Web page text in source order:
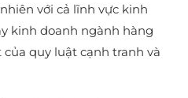
với cả lĩnh vực kinh
kinh doanh ngành hàng
quy luật cạnh tranh và